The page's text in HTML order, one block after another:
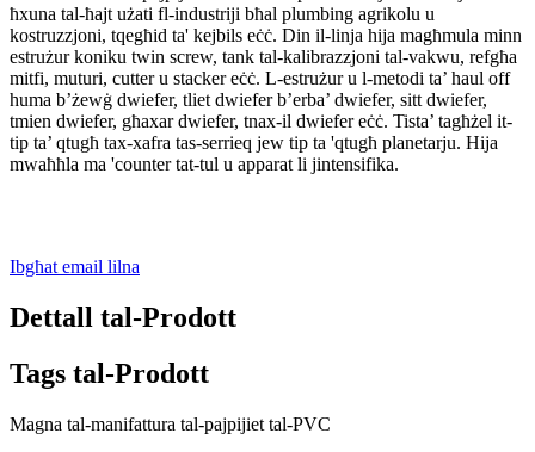
ħxuna tal-ħajt użati fl-industriji bħal plumbing agrikolu u
kostruzzjoni, tqegħid ta' kejbils eċċ. Din il-linja hija magħmula minn
estrużur koniku twin screw, tank tal-kalibrazzjoni tal-vakwu, refgħa
mitfi, muturi, cutter u stacker eċċ. L-estrużur u l-metodi ta’ haul off
huma b’żewġ dwiefer, tliet dwiefer b’erba’ dwiefer, sitt dwiefer,
tmien dwiefer, għaxar dwiefer, tnax-il dwiefer eċċ. Tista’ tagħżel it-
tip ta’ qtugħ tax-xafra tas-serrieq jew tip ta 'qtugħ planetarju. Hija
mwaħħla ma 'counter tat-tul u apparat li jintensifika.
Ibgħat email lilna
Dettall tal-Prodott
Tags tal-Prodott
Magna tal-manifattura tal-pajpijiet tal-PVC